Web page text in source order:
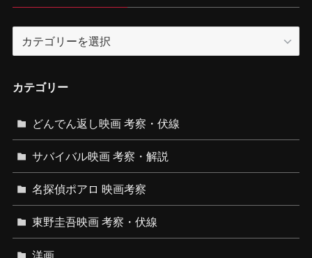
テ
リ
カテゴリー
どんでん返し映画 考察・伏線
サバイバル映画 考察・解説
名探偵ポアロ 映画考察
東野圭吾映画 考察・伏線
洋画